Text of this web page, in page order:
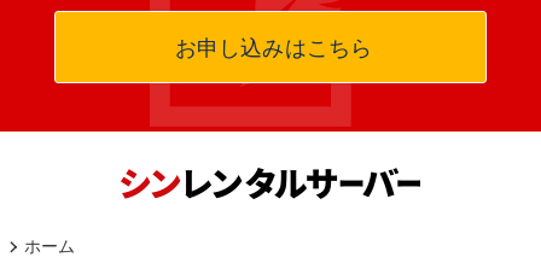
お申し込みはこちら
ホーム